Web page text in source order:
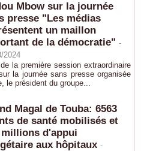
Mbow sur la journée
presse "Les médias
un maillon
de la démocratie" -
2024
la première session extraordinaire
la journée sans presse organisée
le président du groupe...
Magal de Touba: 6563
de santé mobilisés et
millions d'appui
aux hôpitaux -